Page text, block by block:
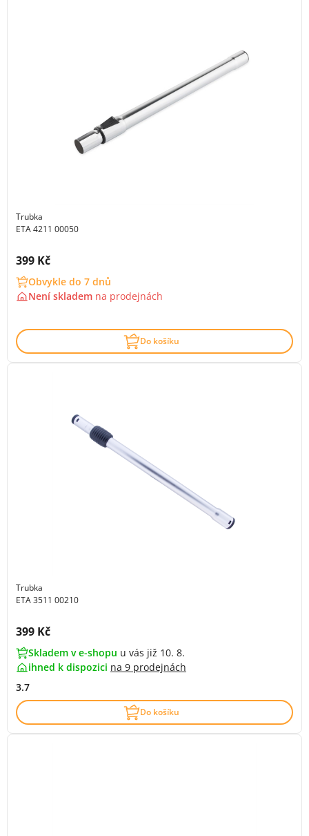
Trubka
ETA 4211 00050
Cena s DPH:
399 Kč
Obvykle do 7 dnů
Není skladem na prodejnách
Do košíku
Trubka
ETA 3511 00210
Cena s DPH:
399 Kč
Skladem v e-shopu u vás již 10. 8.
ihned k dispozici na 9 prodejnách
3.7
Do košíku